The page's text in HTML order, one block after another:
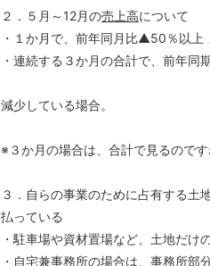
２．５月～12月の売上高について
・１か月で、前年同月比▲50％以上
・連続する３か月の合計で、前年同
減少している場合。
※３か月の場合は、合計で見るのです
３．自らの事業のために占有する土
払っている
・駐車場や資材置場など、土地だけ
・自宅兼事務所の場合は、事務所部